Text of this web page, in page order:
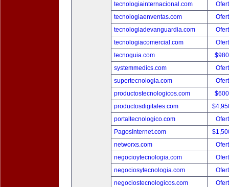
tecnologiainternacional.com
tecnologiaenventas.com
tecnologiadevanguardia.com
tecnologiacomercial.com
tecnoguia.com
systemmedics.com
supertecnologia.com
productostecnologicos.com
productosdigitales.com
portaltecnologico.com
PagosInternet.com
networxs.com
negocioytecnologia.com
negociosytecnologia.com
negociostecnologicos.com